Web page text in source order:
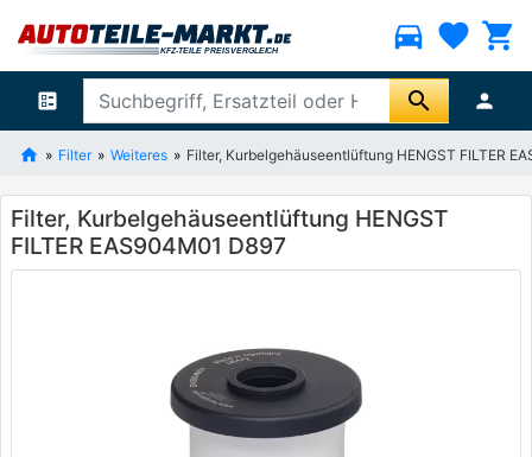
directions_car favorite shopping_cart
ballot search person
Filter Weiteres Filter, Kurbelgehäuseentlüftung HENGST FILTER
Filter, Kurbelgehäuseentlüftung HENGST
FILTER EAS904M01 D897